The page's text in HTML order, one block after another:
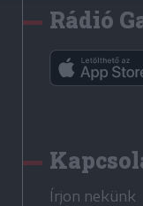
Rádió
Írjon nekünk